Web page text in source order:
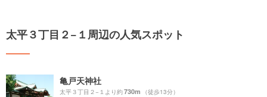
太平３丁目２−１周辺の人気スポット
亀戸天神社
太平３丁目２−１より約730m （徒歩13分）